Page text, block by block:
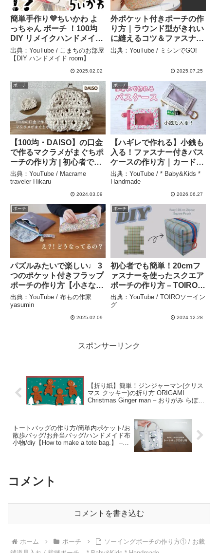
簡単手作り💜ちいかわ よ
っちゃん ポーチ ！100均
DIY リメイクハンドメイド
💜 #ちい活 ＃ちいかわ #よ
っちゃん – こまちのお部屋
【DIY ハンドメイド
出典：YouTube / こまちのお部屋
【DIY ハンドメイド room】
2025.02.02
外ポケット付きポーチの作
り方｜ラウンド型がきれい
に縫えるコツ＆ファスナー
付け解説（Film 073） #型
出典：YouTube / ミシンでGO!
2025.07.25
ポーチ
【100均・DAISO】の口金
で作るマクラメがまぐちポ
ーチの作り方 | 初心者でも
始めやすい手順解説しま
す！/ How to Make a
Macrame Coin Purse with
traveler Hikaru
出典：YouTube / Macrame
traveler Hikaru
2024.03.09
ポーチ
【ハギレで作れる】小銭も
入る！ファスナー付きパス
ケースの作り方｜カードケ
ース・定期入れ – *
Baby&Kids * Handmade
出典：YouTube / * Baby&Kids *
Handmade
2026.06.27
ポーチ
パズルみたいで楽しい♩ 3
つのポケット付きフラップ
ポーチの作り方【小さなフ
ァスナーポケット付き】」
– 布もの作家yasumin
出典：YouTube / 布もの作家
yasumin
2025.02.09
ポーチ
初心者でも簡単！20cmフ
ァスナーを使ったスクエア
ポーチの作り方 – TOIROソ
ーイング
出典：YouTube / TOIROソーイン
グ
2024.12.28
スポンサーリンク
【折り紙】簡単！ジンジャーマン(クリス
マス クッキー)の折り方 ORIGAMI
Christmas Ginger man – おりがみ らぼ
トートバッグの作り方/簡単内ポケット/お
散歩バッグ/お弁当バッグ/ハンドメイド布
小物/diy【How to make a tote bag.】 –
コメント
コメントを書き込む
ホーム ポーチ
ソーイングポーチの作り方① / お裁